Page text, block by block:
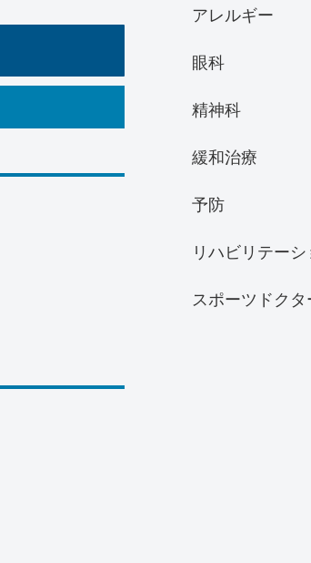
アレルギー
眼科
精神科
緩和治療
予防
リハビリテー
スポーツドクタ